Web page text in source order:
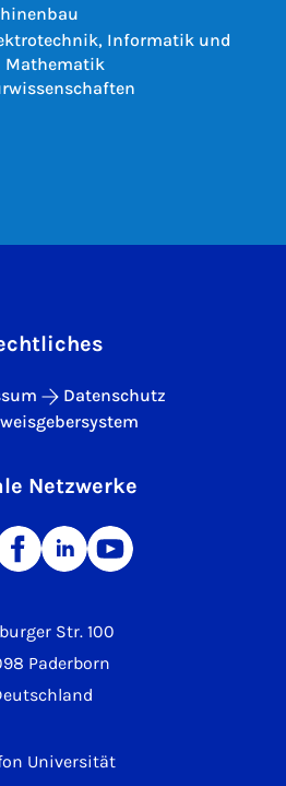
Informatik und
Mathematik
Str. 100
Paderborn
Universität
Datenschutz
Netzwerke